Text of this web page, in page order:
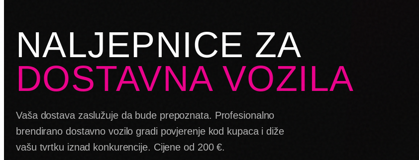
NALJEPNICE ZA
DOSTAVNA VOZILA
Vaša dostava zaslužuje da bude prepoznata. Profesionalno
brendirano dostavno vozilo gradi povjerenje kod kupaca i diže
vašu tvrtku iznad konkurencije. Cijene od 200 €.